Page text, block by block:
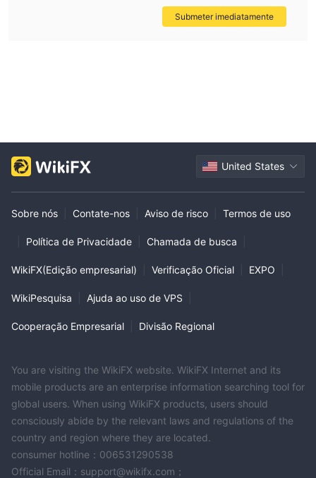
Submeter imediatamente
United States
Sobre nós Contate-nos Aviso de risco Termos de uso
Política de Privacidade Chamada de busca
WikiFX(Edição empresarial) Verificação Oficial EXPO
WikiPesquisa Ajuda ao uso de VPS
Cooperação Empresarial Divisão Regional
You are visiting the WikiFX website. WikiFX Internet and its
mobile products are an enterprise information searching tool for
global users. When using WikiFX products, users should
consciously abide by the relevant laws and regulations of the
country and region where they are located.
consumer hotline：006531290538
Official Email：support@wikifx.com；